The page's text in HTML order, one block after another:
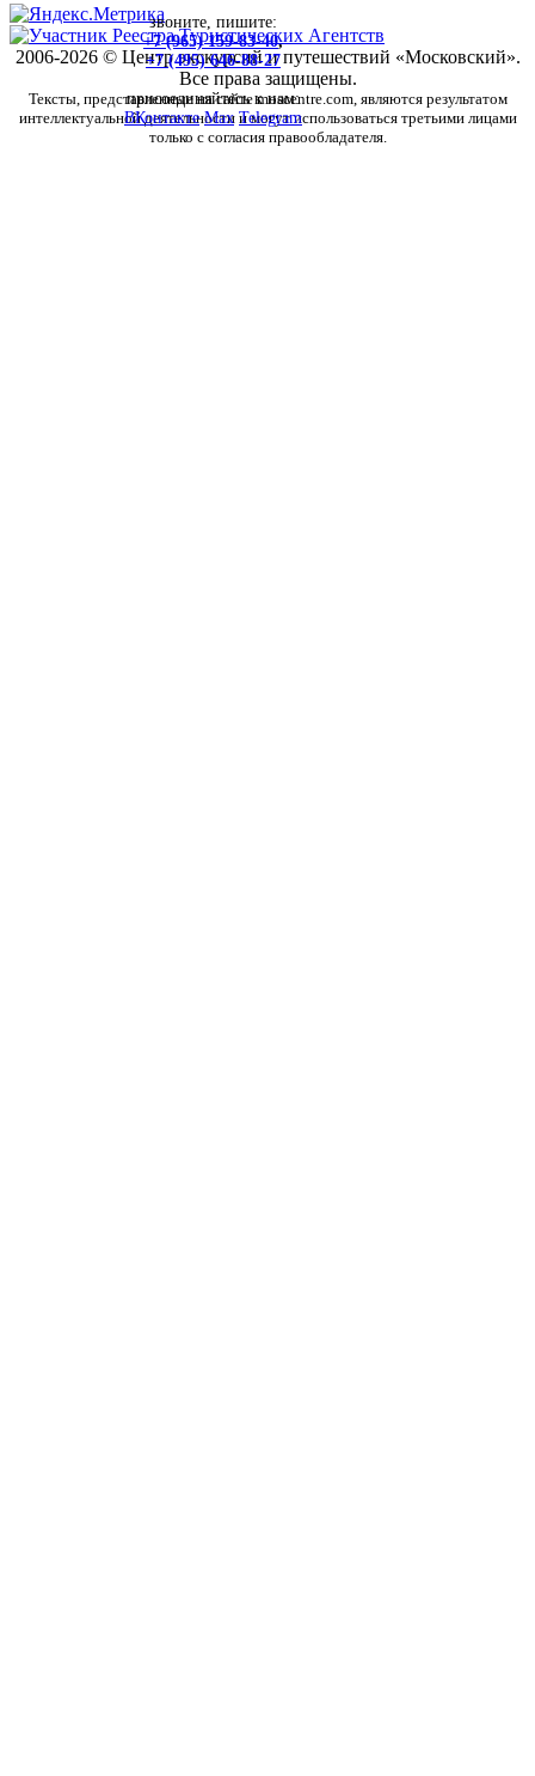
звоните, пишите:
+7 (965) 159-83-40,
+7 (495) 646-88-27
присоединяйтесь к нам:
ВКонтакте Max Telegram
2006-2026 © Центр экскурсий и путешествий «Московский».
Все права защищены.
Тексты, представленные на сайте moscentre.com, являются результатом
интеллектуальной деятельности и могут использоваться третьими лицами
только с согласия правообладателя.